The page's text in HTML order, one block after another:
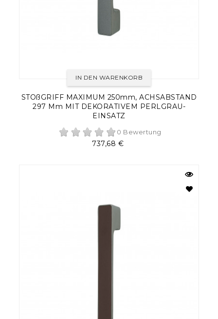
STOßGRIFF MAXIMUM 250mm, ACHSABSTAND
297 Mm MIT DEKORATIVEM PERLGRAU-
EINSATZ
0 Bewertung
Preis
737,68 €
IN DEN WARENKORB